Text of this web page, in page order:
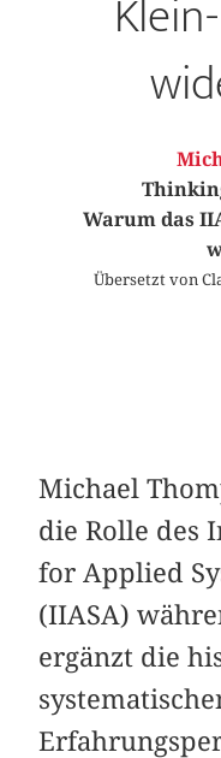
Warum das
Übersetzt von
Michael
die Rolle des
for Applied
(IIASA)
ergänzt die